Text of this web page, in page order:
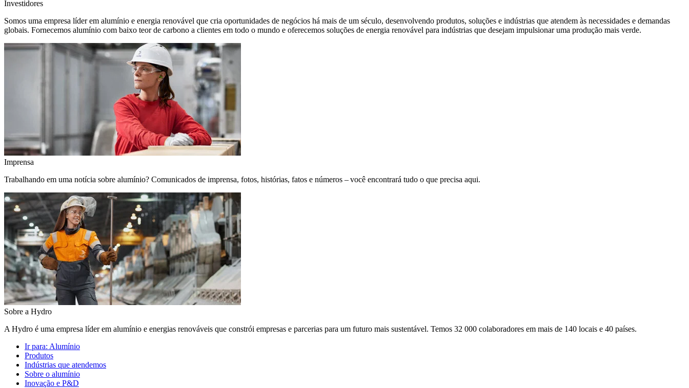
Investidores
Somos uma empresa líder em alumínio e energia renovável que cria oportunidades de negócios há mais de um século, desenvolvendo produtos, soluções e indústrias que atendem às necessidades e demandas
globais. Fornecemos alumínio com baixo teor de carbono a clientes em todo o mundo e oferecemos soluções de energia renovável para indústrias que desejam impulsionar uma produção mais verde.
Imprensa
Trabalhando em uma notícia sobre alumínio? Comunicados de imprensa, fotos, histórias, fatos e números – você encontrará tudo o que precisa aqui.
Sobre a Hydro
A Hydro é uma empresa líder em alumínio e energias renováveis que constrói empresas e parcerias para um futuro mais sustentável. Temos 32 000 colaboradores em mais de 140 locais e 40 países.
Ir para: Alumínio
Produtos
Indústrias que atendemos
Sobre o alumínio
Inovação e P&D